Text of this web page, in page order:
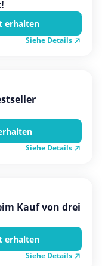
erhalten
Siehe Details
Siehe Details
Kauf von drei
erhalten
Siehe Details